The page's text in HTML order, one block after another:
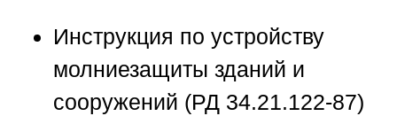
Инструкция по устройству
молниезащиты зданий и
сооружений (РД 34.21.122-87)